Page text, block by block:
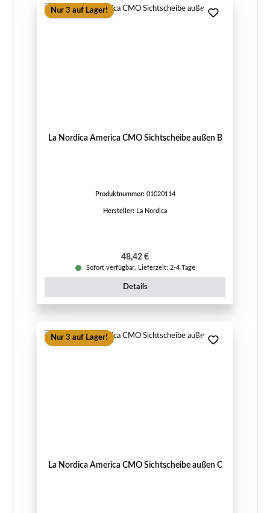
Nur 3 auf Lager!
La Nordica America CMO Sichtscheibe außen B
Produktnummer: 01020114
Hersteller: La Nordica
Regulärer Preis:
48,42 €
Sofort verfügbar, Lieferzeit: 2-4 Tage
Details
Nur 3 auf Lager!
La Nordica America CMO Sichtscheibe außen C